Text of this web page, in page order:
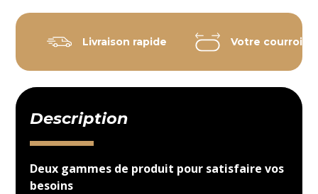
Livraison rapide Votre courroie
Description
Deux gammes de produit pour satisfaire vos
besoins